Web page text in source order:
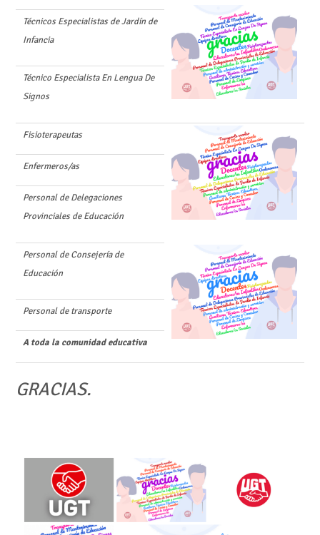
Técnicos Especialistas de Jardín de
Infancia
Técnico Especialista En Lengua De
Signos
Fisioterapeutas
Enfermeros/as
Personal de Delegaciones
Provinciales de Educación
Personal de Consejería de
Educación
Personal de transporte
A toda la comunidad educativa
GRACIAS.